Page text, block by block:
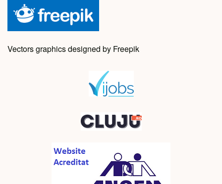
Vectors graphics designed by Freepik